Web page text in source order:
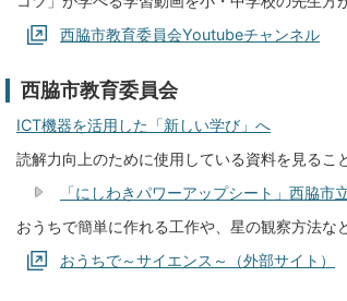
西脇市教育委員会Youtubeチャンネル
西脇市教育委員会
ICT機器を活用した「新しい学び」へ
読解力向上のために使用している資料を見るこ
「にしわきパワーアップシート」西脇市
おうちで簡単に作れる工作や、星の観察方法な
おうちで～サイエンス～（外部サイト）